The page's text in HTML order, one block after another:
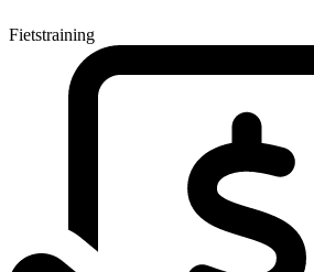
Fietstraining